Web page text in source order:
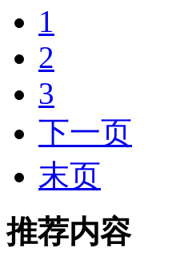
1
2
3
下一页
末页
推荐内容